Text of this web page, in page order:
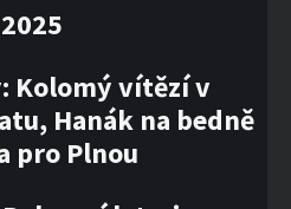
Kolomý vítězí v
Hanák na bedně
pro Plnou